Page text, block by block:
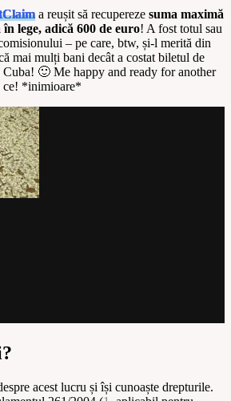
a reușit să recupereze suma maximă
lege, adică 600 de euro! A fost totul sau
– pe care, btw, și-l merită din
mai mulți bani decât a costat biletul de
🙂 Me happy and ready for another
ce! *inimioare*
acest lucru și își cunoaște drepturile.